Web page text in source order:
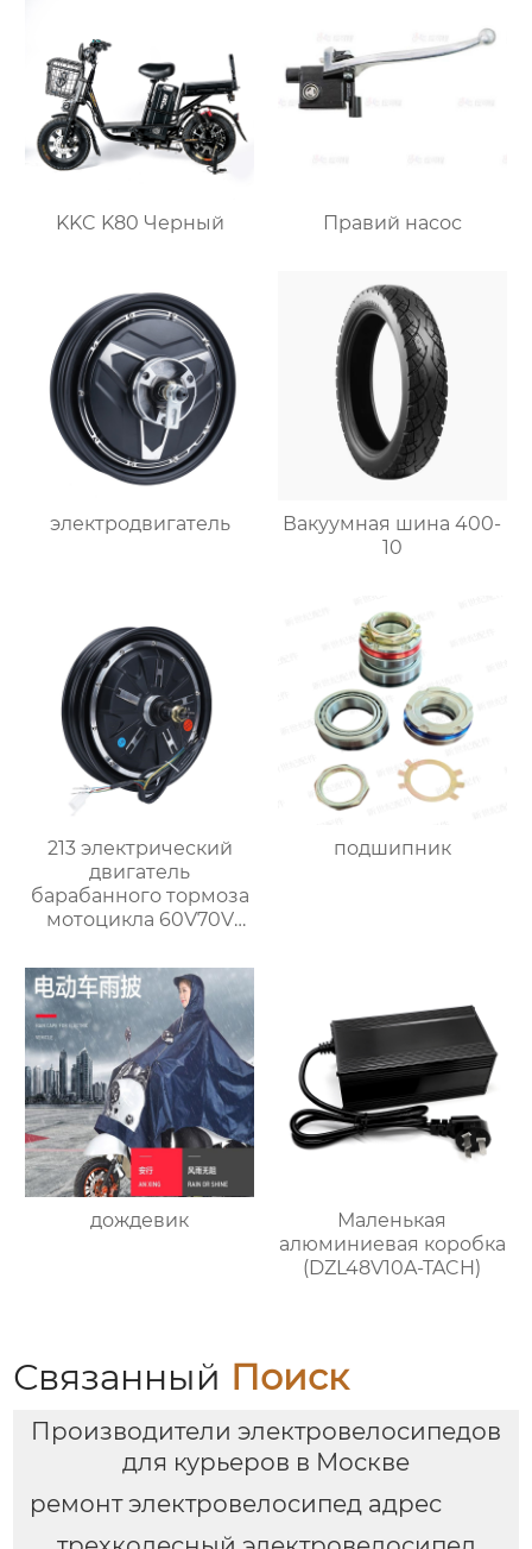
KKC K80 Черный Правий насос
электродвигатель
Вакуумная шина 400-
10
213 электрический
двигатель
барабанного тормоза
мотоцикла 60V70V
подшипник
дождевик
Маленькая
алюминиевая коробка
(DZL48V10A-TACH)
Связанный Поиск
Производители электровелосипедов
для курьеров в Москве
ремонт электровелосипед адрес